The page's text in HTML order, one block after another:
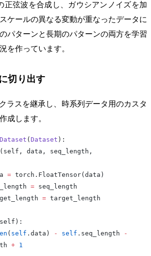
正弦波を合成し、ガウシアンノイズを加
ケールの異なる変動が重なったデータに
パターンと長期のパターンの両方を学習
を作っています。
切り出す
クラスを継承し、時系列データ用のカスタ
成します。
( Dataset ):
(self, data, seq_length,
= torch.FloatTensor(data)
= seq_length
= target_length
( self .data) - self .seq_length
-
+ 1